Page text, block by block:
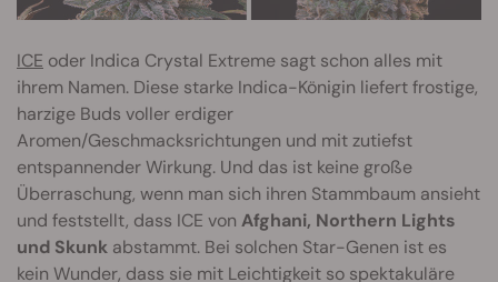
ICE oder Indica Crystal Extreme sagt schon alles mit
ihrem Namen. Diese starke Indica-Königin liefert frostige,
harzige Buds voller erdiger
Aromen/Geschmacksrichtungen und mit zutiefst
entspannender Wirkung. Und das ist keine große
Überraschung, wenn man sich ihren Stammbaum ansieht
und feststellt, dass ICE von Afghani, Northern Lights
und Skunk abstammt. Bei solchen Star-Genen ist es
kein Wunder, dass sie mit Leichtigkeit so spektakuläre